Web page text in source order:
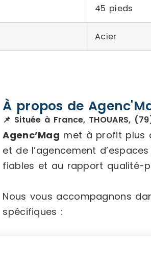
45 pieds
Acier
À propos de
📌 Située à France, THOUARS,
Agenc’Mag met à profit plus
et de l’agencement
fiables et au rapport qualité-
Nous vous accompagnons
spécifiques :
fruits et légumes fabriqués